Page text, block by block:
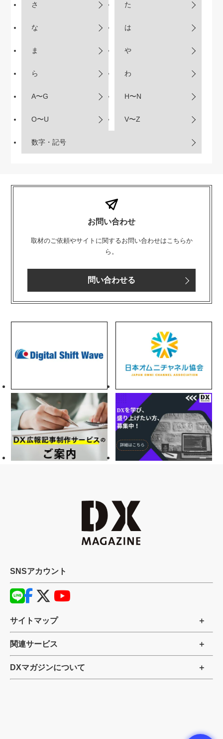
さ た
な は
ま や
ら わ
A〜G H〜N
O〜U V〜Z
数字・記号
お問い合わせ
取材のご依頼やサイトに関するお問い合わせはこちらか
ら。
問い合わせる
SNSアカウント
サイトマップ
関連サービス
DXマガジンについて